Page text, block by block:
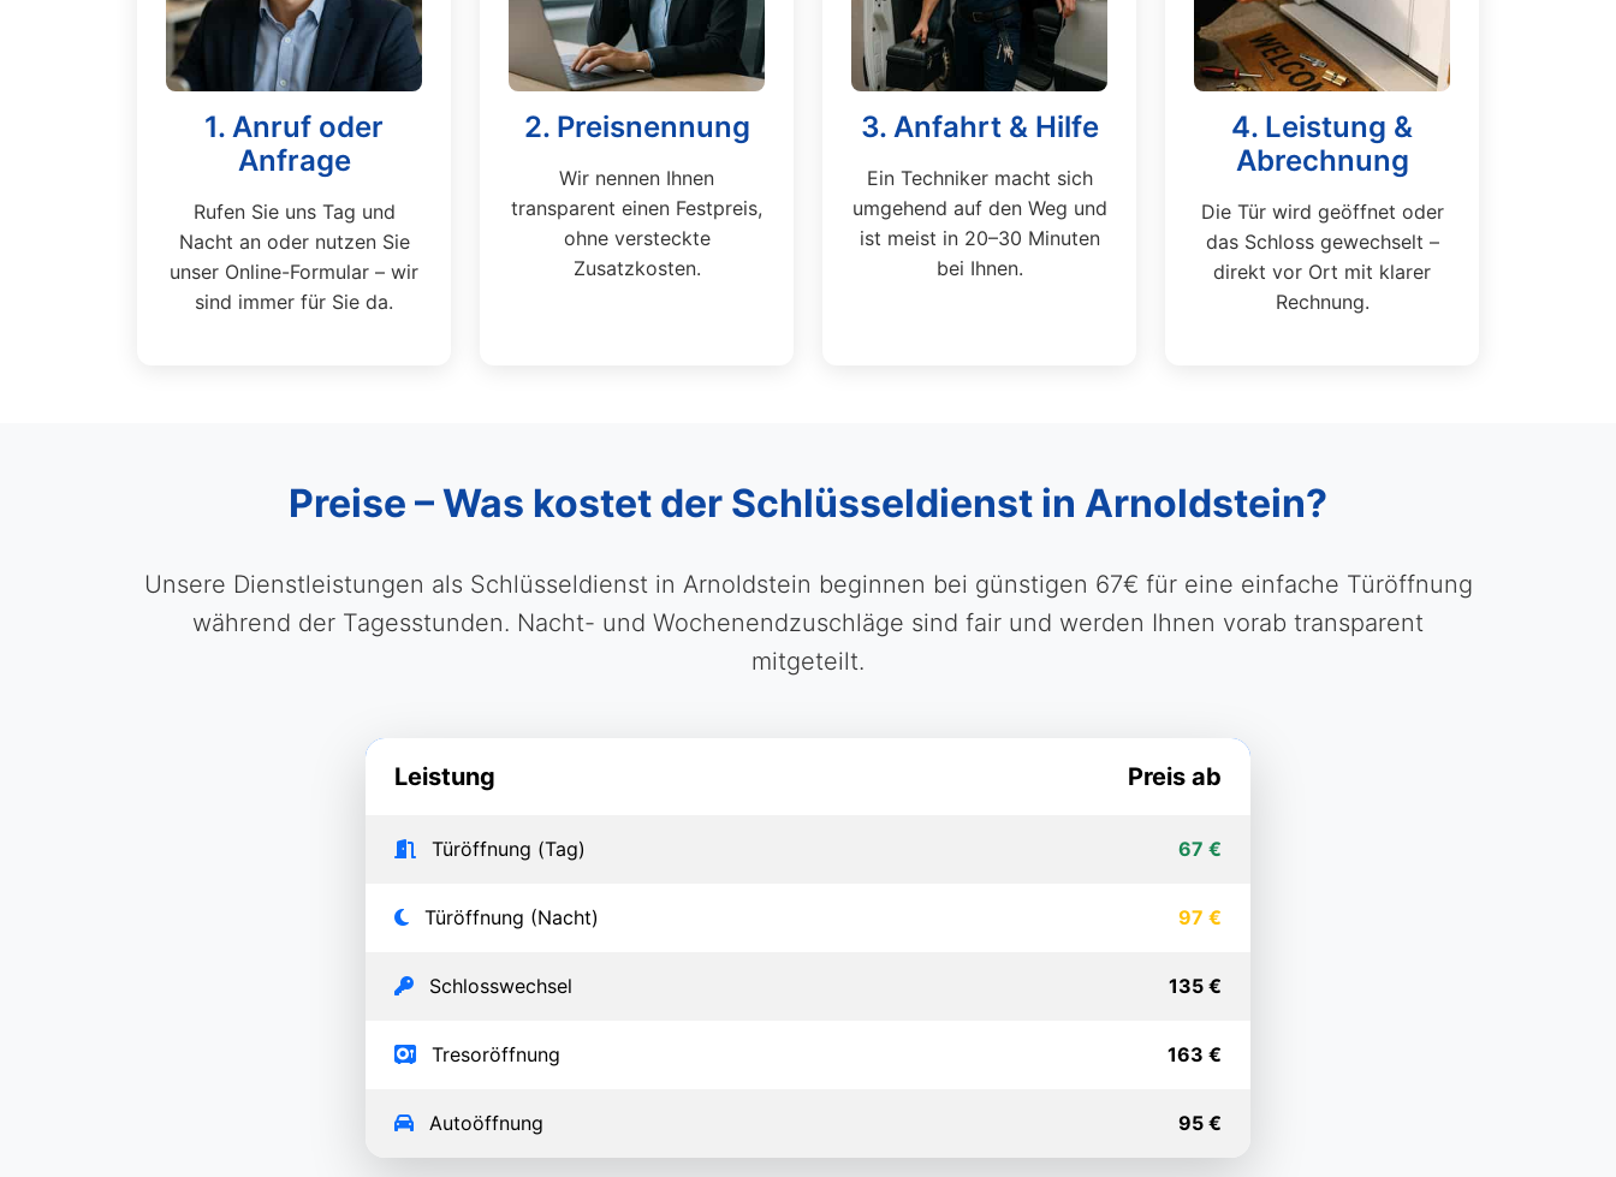
1. Anruf oder
Anfrage
Rufen Sie uns Tag und
Nacht an oder nutzen Sie
unser Online-Formular – wir
sind immer für Sie da.
2. Preisnennung
Wir nennen Ihnen
transparent einen Festpreis,
ohne versteckte
Zusatzkosten.
3. Anfahrt & Hilfe
Ein Techniker macht sich
umgehend auf den Weg und
ist meist in 20–30 Minuten
bei Ihnen.
4. Leistung &
Abrechnung
Die Tür wird geöffnet oder
das Schloss gewechselt –
direkt vor Ort mit klarer
Rechnung.
Preise – Was kostet der Schlüsseldienst in Arnoldstein?
Unsere Dienstleistungen als Schlüsseldienst in Arnoldstein beginnen bei günstigen 67€ für eine einfache Türöffnung
während der Tagesstunden. Nacht- und Wochenendzuschläge sind fair und werden Ihnen vorab transparent
mitgeteilt.
Leistung Preis ab
Türöffnung (Tag) 67 €
Türöffnung (Nacht) 97 €
Schlosswechsel 135 €
Tresoröffnung 163 €
Autoöffnung 95 €